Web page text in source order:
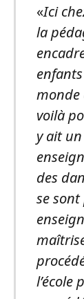
«Ici
la
monde
voilà
y ait
des
se sont
l’école